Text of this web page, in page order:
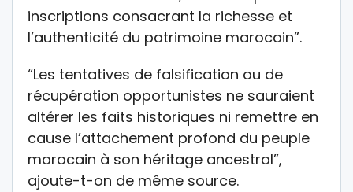
inscriptions consacrant la richesse et
l’authenticité du patrimoine marocain”.
“Les tentatives de falsification ou de
récupération opportunistes ne sauraient
altérer les faits historiques ni remettre en
cause l’attachement profond du peuple
marocain à son héritage ancestral”,
ajoute-t-on de même source.